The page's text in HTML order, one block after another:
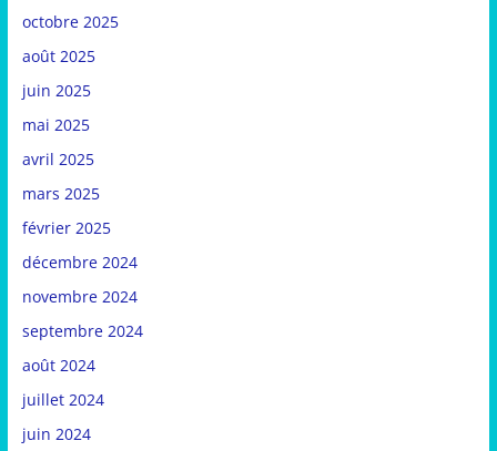
octobre 2025
août 2025
juin 2025
mai 2025
avril 2025
mars 2025
février 2025
décembre 2024
novembre 2024
septembre 2024
août 2024
juillet 2024
juin 2024